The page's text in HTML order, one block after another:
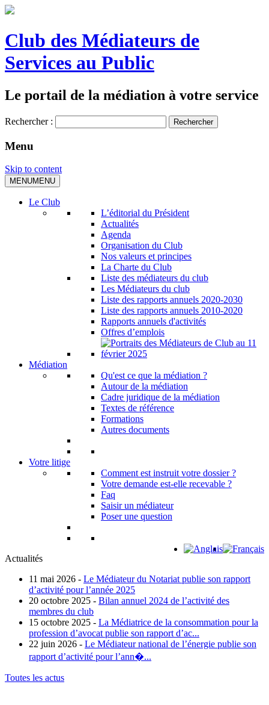
Club des Médiateurs de
Services au Public
Le portail de la médiation à votre service
Rechercher :
Menu
Skip to content
MENUMENU
Le Club
L’éditorial du Président
Actualités
Agenda
Organisation du Club
Nos valeurs et principes
La Charte du Club
Liste des médiateurs du club
Les Médiateurs du club
Liste des rapports annuels 2020-2030
Liste des rapports annuels 2010-2020
Rapports annuels d'activités
Offres d’emplois
Médiation
Qu'est ce que la médiation ?
Autour de la médiation
Cadre juridique de la médiation
Textes de référence
Formations
Autres documents
Votre litige
Comment est instruit votre dossier ?
Votre demande est-elle recevable ?
Faq
Saisir un médiateur
Poser une question
Actualités
11 mai 2026 - Le Médiateur du Notariat publie son rapport
d’activité pour l’année 2025
20 octobre 2025 - Bilan annuel 2024 de l’activité des
membres du club
15 octobre 2025 - La Médiatrice de la consommation pour la
profession d’avocat publie son rapport d’ac...
22 juin 2026 - Le Médiateur national de l’énergie publie son
rapport d’activité pour l’ann�...
Toutes les actus